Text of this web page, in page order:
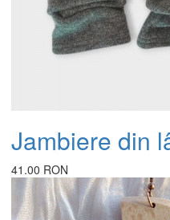
Jambiere din
41.00 RON